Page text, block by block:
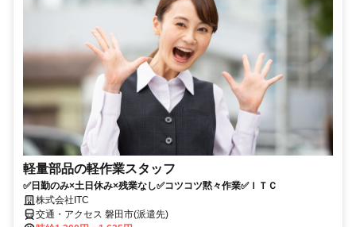
軽量部品の軽作業スタッフ
✅日勤のみ×土日休み×残業なし✅コツコツ黙々作業✅ＩＴＣ
株式会社ITC
交通・アクセス 磐田市(派遣先)